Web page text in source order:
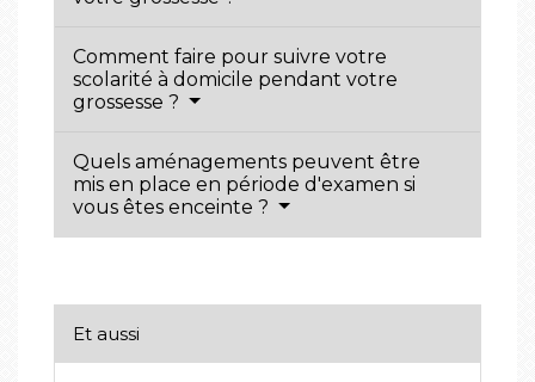
Comment faire pour suivre votre
scolarité à domicile pendant votre
grossesse ?
Quels aménagements peuvent être
mis en place en période d'examen si
vous êtes enceinte ?
Et aussi